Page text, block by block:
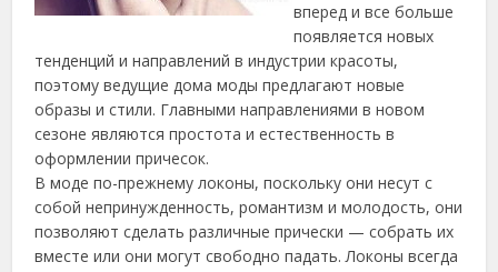
вперед и все больше
появляется новых
тенденций и направлений в индустрии красоты,
поэтому ведущие дома моды предлагают новые
образы и стили. Главными направлениями в новом
сезоне являются простота и естественность в
оформлении причесок.
В моде по-прежнему локоны, поскольку они несут с
собой непринужденность, романтизм и молодость, они
позволяют сделать различные прически — собрать их
вместе или они могут свободно падать. Локоны всегда